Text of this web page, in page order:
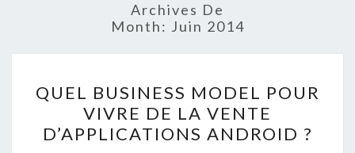
Archives De
Month: Juin 2014
BUSINESS
MODEL
POUR
QUEL BUSINESS MODEL POUR
VIVRE DE LA VENTE
D’APPLICATIONS ANDROID ?